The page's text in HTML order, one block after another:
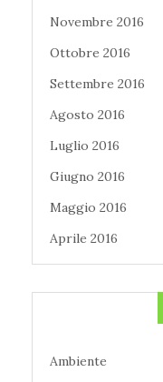
Novembre 2016
Ottobre 2016
Settembre 2016
Agosto 2016
Luglio 2016
Giugno 2016
Maggio 2016
Aprile 2016
Ambiente